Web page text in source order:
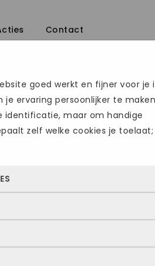
Contact
€59.95
Maat
49
50
goed werkt en fijner voor je
ervaring persoonlijker te
maar om handige
zelf welke cookies je toelaat;
de website überhaupt werkt. Ze
uitgezet. Meestal worden
zoals inloggen, een formulier
Je kunt je browser zo instellen
onze site bezocht wordt, waar
pagina’s populair zijn. Zo